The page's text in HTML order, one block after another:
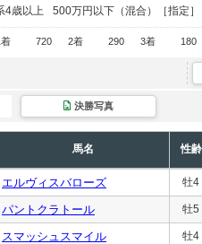
4歳以上 500万円以下 （混合）［指定］
着 720 2着 290 3着 180
決勝写真
馬名 性齢
エルヴィスバローズ 牡4
パントクラトール 牡5
スマッシュスマイル 牡4